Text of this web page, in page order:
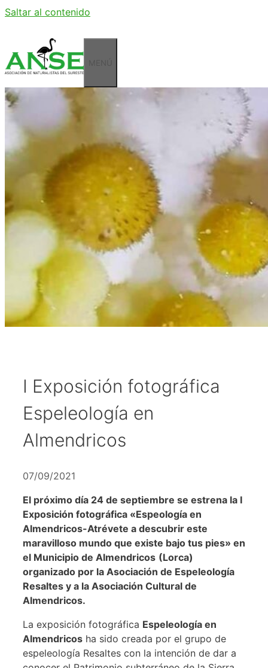
Saltar al contenido
I Exposición fotográfica
Espeleología en
Almendricos
07/09/2021
El próximo día 24 de septiembre se estrena la I
Exposición fotográfica «Espeología en
Almendricos-Atrévete a descubrir este
maravilloso mundo que existe bajo tus pies» en
el Municipio de Almendricos (Lorca)
organizado por la Asociación de Espeleología
Resaltes y a la Asociación Cultural de
Almendricos.
La exposición fotográfica Espeleología en
Almendricos ha sido creada por el grupo de
espeleología Resaltes con la intención de dar a